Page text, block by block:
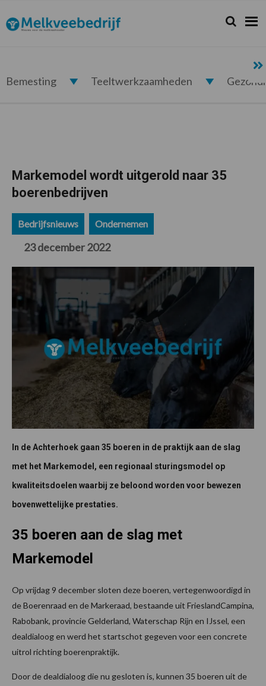
de
hoofdnavigatie
de
hoofd
de
eerste
de
voettekst
Melkveebedrijf.nl Zoeken...
Zoek
Bemesting Teeltwerkzaamheden
Markemodel wordt uitgerold naar 35
boerenbedrijven
Bedrijfsnieuws Ondernemen
23 december 2022
In de Achterhoek gaan 35 boeren in de praktijk aan de slag
met het Markemodel, een regionaal sturingsmodel op
kwaliteitsdoelen waarbij ze beloond worden voor bewezen
bovenwettelijke prestaties.
35 boeren aan de slag met
Markemodel
Op vrijdag 9 december sloten deze boeren, vertegenwoordigd in
de Boerenraad en de Markeraad, bestaande uit FrieslandCampina,
Rabobank, provincie Gelderland, Waterschap Rijn en IJssel, een
dealdialoog en werd het startschot gegeven voor een concrete
uitrol richting boerenpraktijk.
Door de dealdialoog die nu gesloten is, kunnen 35 boeren uit de